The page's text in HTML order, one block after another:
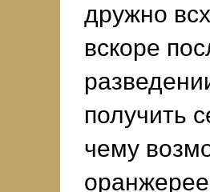
дружно
вскоре
получить
чему